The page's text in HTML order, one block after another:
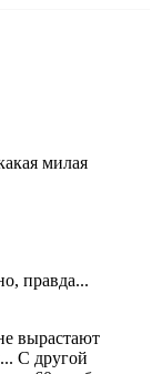
милая
правда...
вырастают
С другой